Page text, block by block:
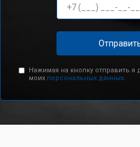
Нажимая на кнопку отправить я
моих персональных данных.